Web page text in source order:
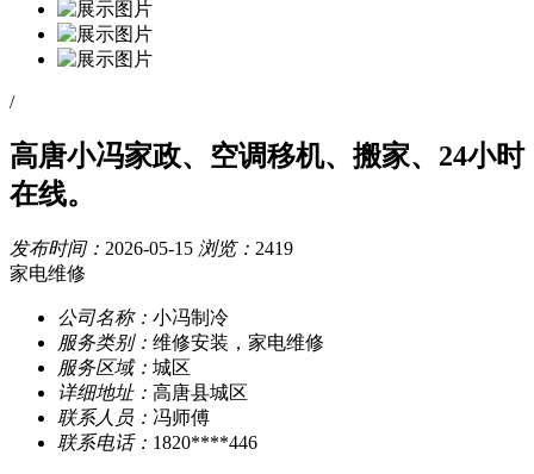
/
高唐小冯家政、空调移机、搬家、24小时
在线。
发布时间： 2026-05-15 浏览： 2419
家电维修
公司名称： 小冯制冷
服务类别： 维修安装，家电维修
服务区域： 城区
详细地址： 高唐县城区
联系人员： 冯师傅
联系电话： 1820****446